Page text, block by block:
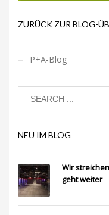
ZURÜCK ZUR BLOG-
P+A-Blog
NEU IM BLOG
Wir
geht weiter